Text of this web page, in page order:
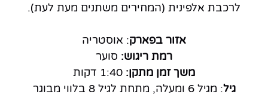
לרכבת אלפינית (המחירים משתנים מעת לעת).
אזור בפארק: אוסטריה
רמת ריגוש: סוער
משך זמן מתקן: 1:40 דקות
גיל: מגיל 6 ומעלה, מתחת לגיל 8 בלווי מבוגר